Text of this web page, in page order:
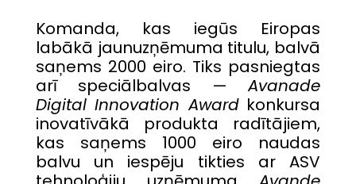
Komanda, kas iegūs Eiropas
labākā jaunuzņēmuma titulu, balvā
saņems 2000 eiro. Tiks pasniegtas
arī speciālbalvas —Avanade
Digital Innovation Awardkonkursa
inovatīvākā produkta radītājiem,
kas saņems 1000 eiro naudas
balvu un iespēju tikties ar ASV